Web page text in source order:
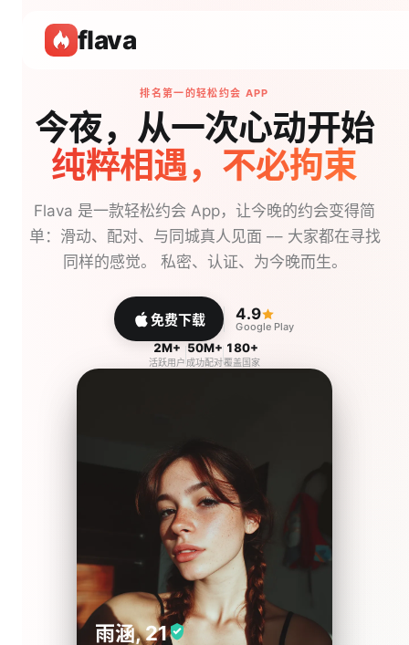
flava
排名第一的轻松约会 APP
今夜，从一次心动开始
纯粹相遇，不必拘束
Flava 是一款轻松约会 App，让今晚的约会变得简
单：滑动、配对、与同城真人见面 –– 大家都在寻找
同样的感觉。
私密、认证、为今晚而生。
免费下载 4.9
Google Play
2M+
活跃用户
50M+
成功配对
180+
覆盖国家
雨涵,21
浩然,25
诗雨,23